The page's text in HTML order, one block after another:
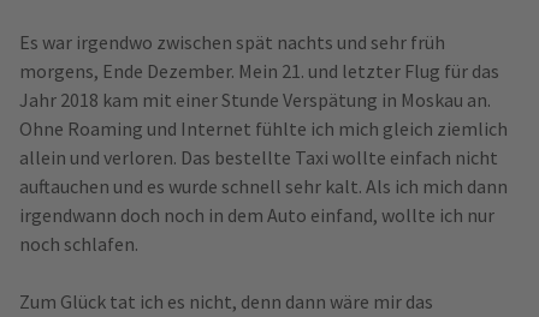
Es war irgendwo zwischen spät nachts und sehr früh
morgens, Ende Dezember. Mein 21. und letzter Flug für das
Jahr 2018 kam mit einer Stunde Verspätung in Moskau an.
Ohne Roaming und Internet fühlte ich mich gleich ziemlich
allein und verloren. Das bestellte Taxi wollte einfach nicht
auftauchen und es wurde schnell sehr kalt. Als ich mich dann
irgendwann doch noch in dem Auto einfand, wollte ich nur
noch schlafen.
Zum Glück tat ich es nicht, denn dann wäre mir das